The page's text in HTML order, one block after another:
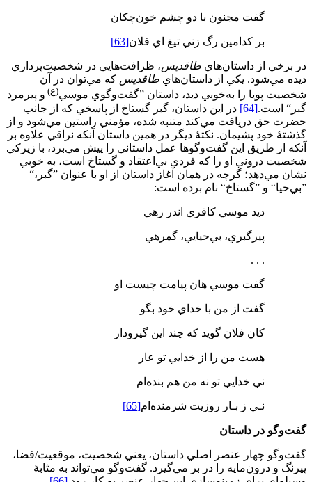
گفت مجنون با دو چشم خون‌چكان
بر كدامين رگ زني تيغ اي فلان[63]
در برخي از داستان‌هاي طاقديس، ظرافت‌هايي در شخصيت‌پردازي
ديده مي‌شود. يكي از داستان‌هاي طاقديس كه مي‌توان در آن
شخصيت پويا را به‌خوبي ديد، داستان ”گفت‌وگوي موسي(ع) و پيرمرد
گبر“ است.[64]
در اين داستان، گبر گستاخ از پاسخي كه از جانب
حضرت حق دريافت مي‌كند متنبه شده، مؤمني راستين مي‌شود و از
گذشتۀ خود پشيمان. نكتۀ ديگر در همين داستان آنكه نراقي علاوه بر
آنكه از طريق اين گفت‌وگوها عمل داستاني را پيش مي‌برد، با زيركي
شخصيت دروني او را كه فردي بي‌اعتقاد و گستاخ است، به خوبي
نشان مي‌دهد؛ گرچه در همان آغاز داستان از او با عنوان ”گبر،“
”بي‌حيا“ و ”گستاخ“ نام برده است:
دید موسي كافري اندر رهي
پير‌گبري، بي‌حيايي، گمرهي
. . .
گفت موسي هان پيامت چيست او
گفت از من با خداي خود بگو
كان فلان گويد كه چند اين گير‌و‌دار
هست من را از خدايي تو عار
ني خدايي تو نه من هم بنده‌ام
نـي ز بـار روزيت شرمنده‌ام[65]
گفتوگو در داستان
گفت‌وگو چهار عنصر اصلي داستان، يعني شخصيت، موقعيت/فضا،
پیرنگ و درون‌مايه را در بر مي‌گيرد. گفت‌وگو مي‌تواند به مثابۀ